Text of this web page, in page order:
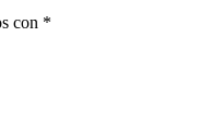
con *